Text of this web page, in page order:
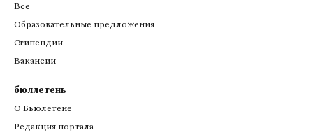
Все
Образовательные предложения
Стипендии
Вакансии
бюллетень
О Бьюлетене
Редакция портала